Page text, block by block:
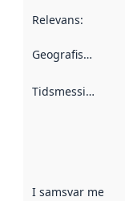
Relevans:
Geografisk avgrensning
Tidsmessig avgrensning
I samsvar med